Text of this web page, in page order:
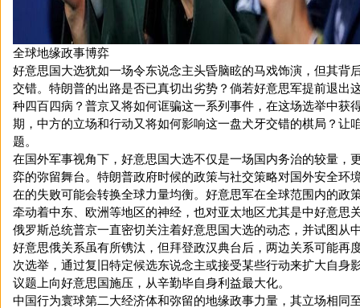
全球地缘政事博弈
好意思国大选犹如一场令东说念主头昏脑眩的马戏饰演，但其背
交错。特朗普的出路是否已真切出劣势？倘若好意思军提前退出
种四百四病？普京又将如何诓骗这一系列事件，在这场选举中获
期，中方的立场和行动又将如何影响这一盘犬牙交错的棋局？让
题。
在国外军事视角下，好意思国大选不仅是一场国内务治的较量，
弈的弥留舞台。特朗普政府时候的政策与社交策略对国外安全环
在的失败可能会转换全球力量均衡。好意思军在全球范围内的政
牵动着中东、欧洲等地区的神经，也对亚太地区尤其是中好意思
俄罗斯总统普京一直密切关注着好意思国大选的动态，并试图从
好意思俄关系虽有所镌汰，但拜登政汉典台后，两边关系可能再
次选举，通过复旧特定候选东说念主或接受某些行动来扩大自身
议题上向好意思国施压，从辛勤毕自身利益最大化。
中国行为寰球第二大经济体和弥留的地缘政事力量，其立场相同